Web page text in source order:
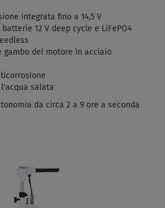
integrata fino a 14,5 V
12 V deep cycle e LiFePO4
gambo del motore in acciaio
salata
da circa 2 a 9 ore a seconda